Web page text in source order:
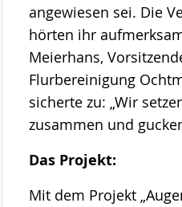
angewiesen sei. Die
hörten ihr
Meierhans,
Flurbereinigung
sicherte zu: „Wir
zusammen und
Das Projekt:
Mit dem Projekt